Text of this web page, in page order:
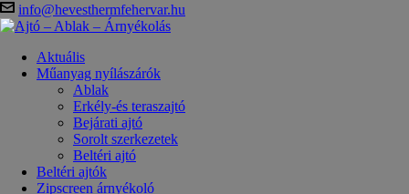
info@hevesthermfehervar.hu
Aktuális
Műanyag nyílászárók
Ablak
Erkély-és teraszajtó
Bejárati ajtó
Sorolt szerkezetek
Beltéri ajtó
Beltéri ajtók
Zipscreen árnyékoló